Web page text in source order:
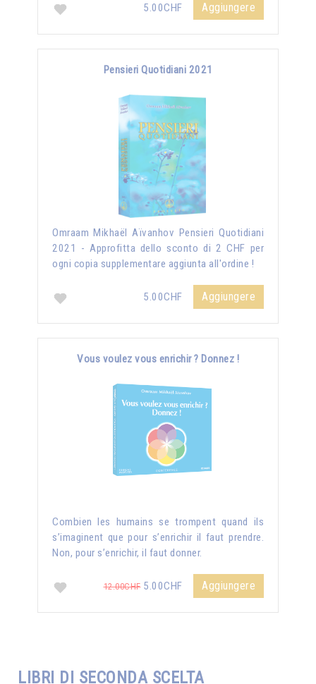
5.00CHF Aggiungere
Pensieri Quotidiani 2021
Omraam Mikhaël Aïvanhov Pensieri Quotidiani
2021 - Approfitta dello sconto di 2 CHF per
ogni copia supplementare aggiunta all'ordine !
5.00CHF Aggiungere
Vous voulez vous enrichir ? Donnez !
Combien les humains se trompent quand ils
s’imaginent que pour s’enrichir il faut prendre.
Non, pour s’enrichir, il faut donner.
12.00CHF5.00CHF Aggiungere
LIBRI DI SECONDA SCELTA